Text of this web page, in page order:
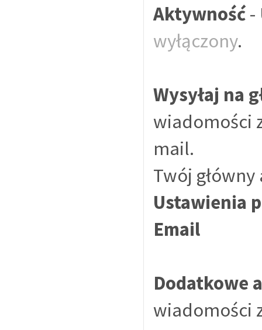
Aktywność-
wyłączony.
Wysyłaj na
wiadomości
mail.
Twój
Ustawienia
Email
Dodatkowe
wiadomości